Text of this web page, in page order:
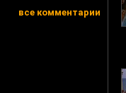
все комментарии